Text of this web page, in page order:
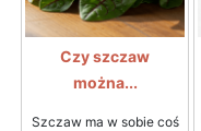
Czy szczaw
można...
Szczaw ma w sobie coś